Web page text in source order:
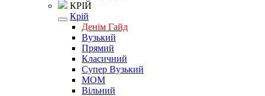
КРІЙ
Крій
Денім Гайд
Вузький
Прямий
Класичний
Супер Вузький
MOM
Вільний